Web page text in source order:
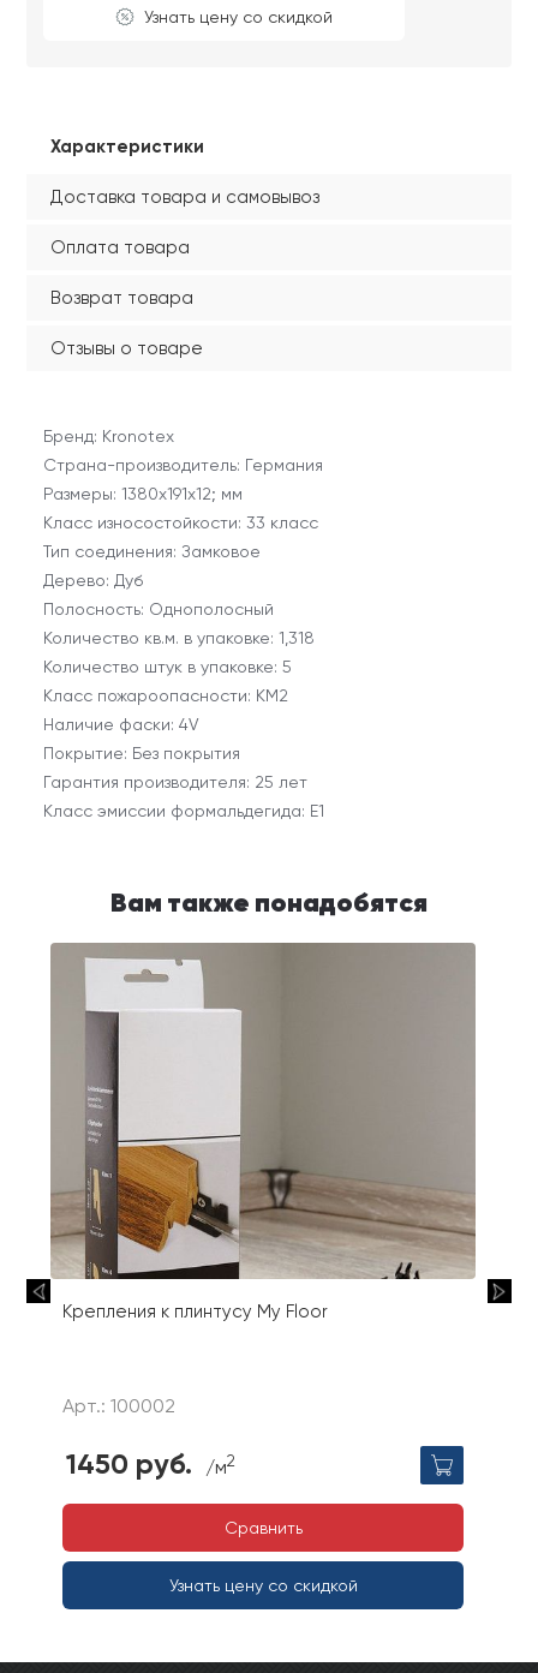
Узнать цену со скидкой
Характеристики
Доставка товара и самовывоз
Оплата товара
Возврат товара
Отзывы о товаре
Бренд: Kronotex
Страна-производитель: Германия
Размеры: 1380х191х12; мм
Класс износостойкости: 33 класс
Тип соединения: Замковое
Дерево: Дуб
Полосность: Однополосный
Количество кв.м. в упаковке: 1,318
Количество штук в упаковке: 5
Класс пожароопасности: КМ2
Наличие фаски: 4V
Покрытие: Без покрытия
Гарантия производителя: 25 лет
Класс эмиссии формальдегида: E1
Вам также понадобятся
Крепления к плинтусу My Floor
Арт.: 100002
1450 руб. /м2
Сравнить
Узнать цену со скидкой